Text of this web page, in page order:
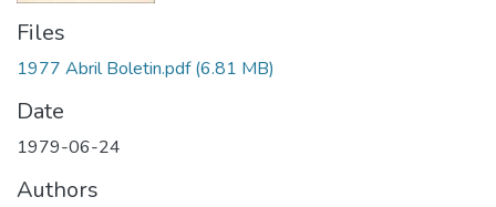
Files
1977 Abril Boletin.pdf(6.81 MB)
Date
1979-06-24
Authors